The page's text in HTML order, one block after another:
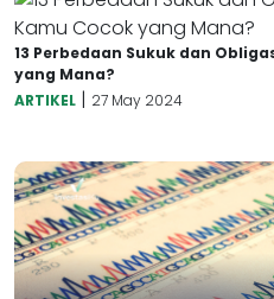
13 Perbedaan Sukuk dan
yang Mana?
ARTIKEL | 27 May 2024